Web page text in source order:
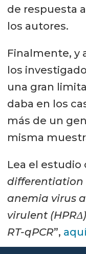
de respuesta
los autores.
Finalmente, y
los
una gran
daba en los
más de un
misma
Lea el
differentiation
anemia virus
virulent
RT-qPCR”,